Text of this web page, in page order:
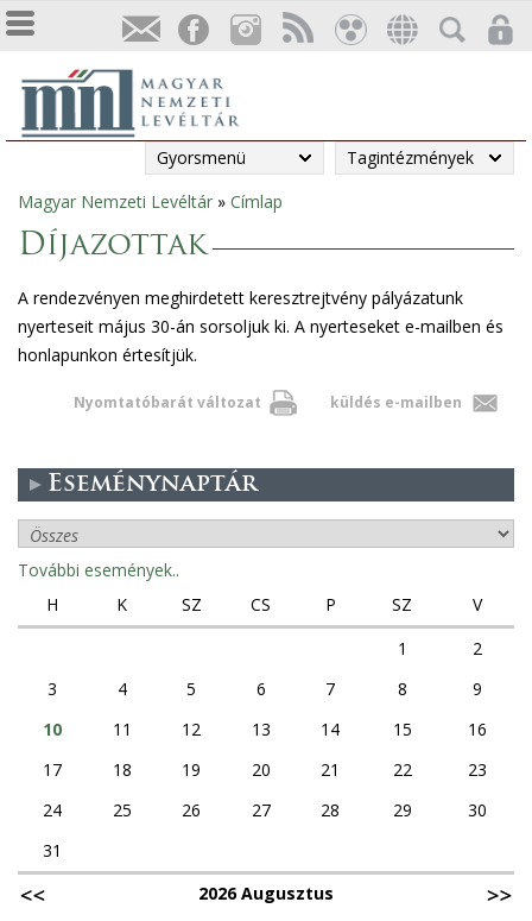
Gyorsmenü Tagintézmények
Jelenlegi
hely
Magyar Nemzeti Levéltár » Címlap
Díjazottak
A rendezvényen meghirdetett keresztrejtvény pályázatunk
nyerteseit május 30-án sorsoljuk ki. A nyerteseket e-mailben és
honlapunkon értesítjük.
Nyomtatóbarát változat küldés e-mailben
Eseménynaptár
További események..
H
K SZ CS P SZ
V
1
2
3
4 5 6 7 8
9
10
11 12 13 14 15
16
17
18 19 20 21 22
23
24
25 26 27 28 29
30
31
2026 Augusztus